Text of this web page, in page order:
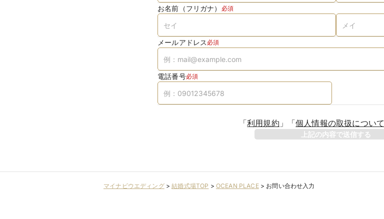
お名前（フリガナ） 必須
メールアドレス 必須
電話番号必須
「利用規約 」 「個人情報の取扱について
上記の内容で送信する
マイナビウエディング>結婚式場TOP > OCEAN PLACE> お問い合わせ入力